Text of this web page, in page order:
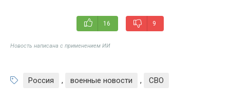
16 9
Новость написана с применением ИИ
Россия , военные новости , СВО